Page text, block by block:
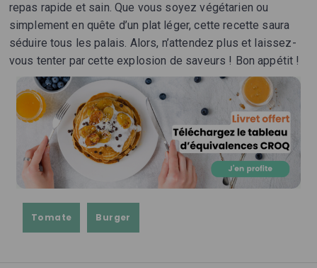
repas rapide et sain. Que vous soyez végétarien ou
simplement en quête d’un plat léger, cette recette saura
séduire tous les palais. Alors, n’attendez plus et laissez-
vous tenter par cette explosion de saveurs ! Bon appétit !
Tomate Burger